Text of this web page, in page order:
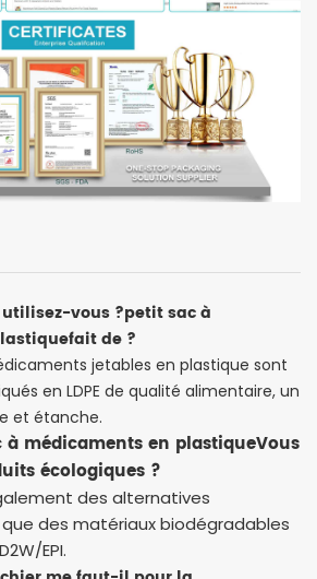
vous ?petit sac à
fait de ?
jetables en plastique sont
en LDPE de qualité alimentaire, un
et étanche.
à médicaments en plastiqueVous
écologiques ?
des alternatives
des matériaux biodégradables
EPI.